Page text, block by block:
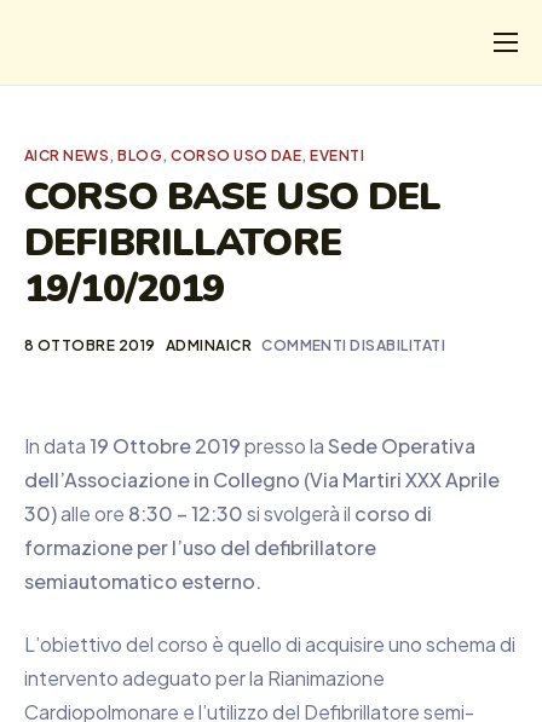
CHI
I SALVATI
FORMAZIONE
PROGETTI
NEWS
AICR NEWS,BLOG,CORSO USO DAE,EVENTI
CORSO BASE USO DEL
DEFIBRILLATORE
19/10/2019
8 OTTOBRE 2019 ADMINAICR COMMENTI DISABILITATI
In data19 Ottobre 2019presso laSede Operativa
dell’Associazione in Collegno (Via Martiri XXX Aprile
30)alle ore 8:30 – 12:30si svolgerà il corso di
formazione per l’uso del defibrillatore
semiautomatico esterno.
L’obiettivo del corso è quello di acquisire uno schema di
intervento adeguato per la Rianimazione
Cardiopolmonare e l’utilizzo del Defibrillatore semi-